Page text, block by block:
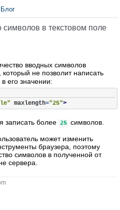
Блог
символов в текстовом поле
вводных символов
, который не позволит написать
его значении:
maxlength="25">
записать более 25 символов.
может изменить
браузера, поэтому
символов в полученной от
сервера.